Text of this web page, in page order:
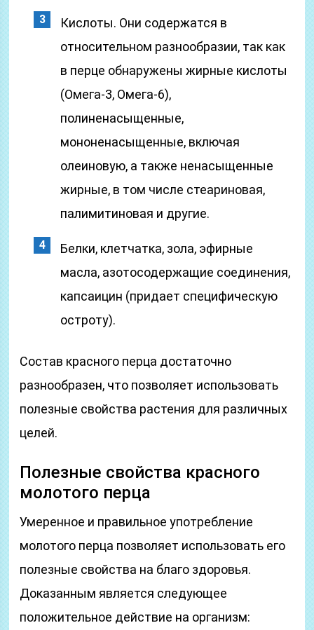
Кислоты. Они содержатся в
относительном разнообразии, так как
в перце обнаружены жирные кислоты
(Омега-3, Омега-6),
полиненасыщенные,
мононенасыщенные, включая
олеиновую, а также ненасыщенные
жирные, в том числе стеариновая,
палимитиновая и другие.
Белки, клетчатка, зола, эфирные
масла, азотосодержащие соединения,
капсаицин (придает специфическую
остроту).
Состав красного перца достаточно
разнообразен, что позволяет использовать
полезные свойства растения для различных
целей.
Полезные свойства красного
молотого перца
Умеренное и правильное употребление
молотого перца позволяет использовать его
полезные свойства на благо здоровья.
Доказанным является следующее
положительное действие на организм: